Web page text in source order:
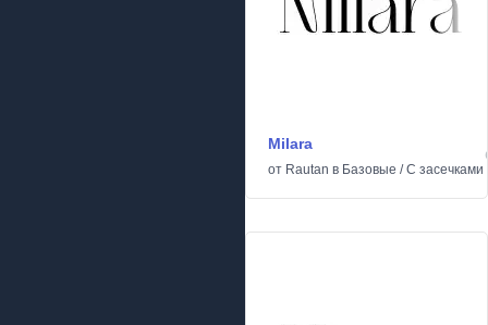
Milara
от Rautan в Базовые /С засечками